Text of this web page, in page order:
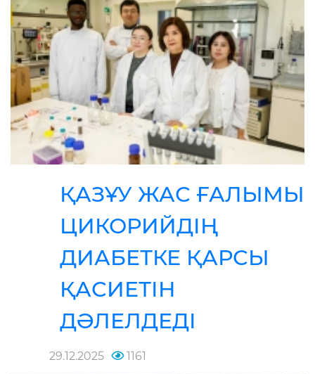
ҚАЗҰУ ЖАС ҒАЛЫМЫ
ЦИКОРИЙДІҢ
ДИАБЕТКЕ ҚАРСЫ
ҚАСИЕТІН
ДӘЛЕЛДЕДІ
29.12.2025 1161